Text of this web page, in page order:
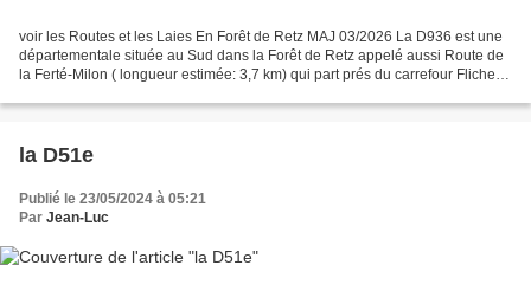
voir les Routes et les Laies En Forêt de Retz MAJ 03/2026 La D936 est une
départementale située au Sud dans la Forêt de Retz appelé aussi Route de
la Ferté-Milon ( longueur estimée: 3,7 km) qui part prés du carrefour Fliche
la D51e
Publié le 23/05/2024 à 05:21
Par Jean-Luc